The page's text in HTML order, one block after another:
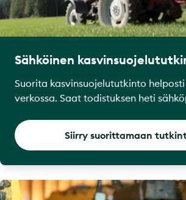
Sähköinen
Suorita kasvinsuojelututkinto
verkossa. Saat todistuksen heti
Siirry suorittamaan